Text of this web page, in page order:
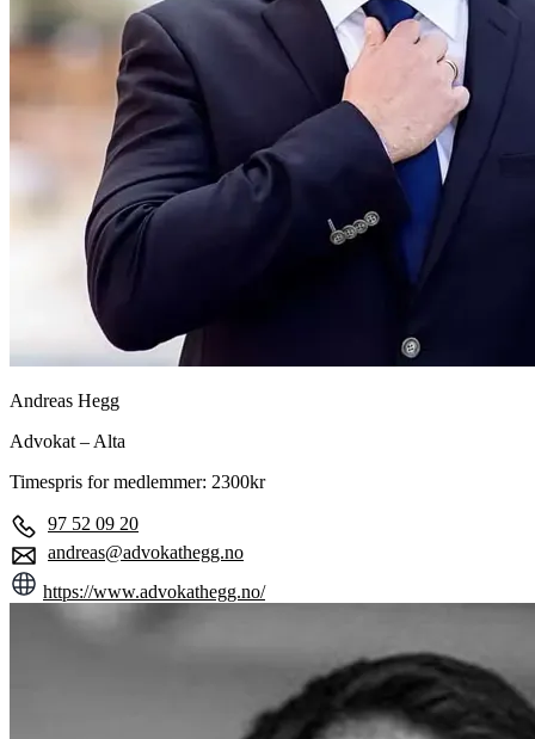
Andreas Hegg
Advokat – Alta
Timespris for medlemmer: 2300kr
97 52 09 20
andreas@advokathegg.no
https://www.advokathegg.no/